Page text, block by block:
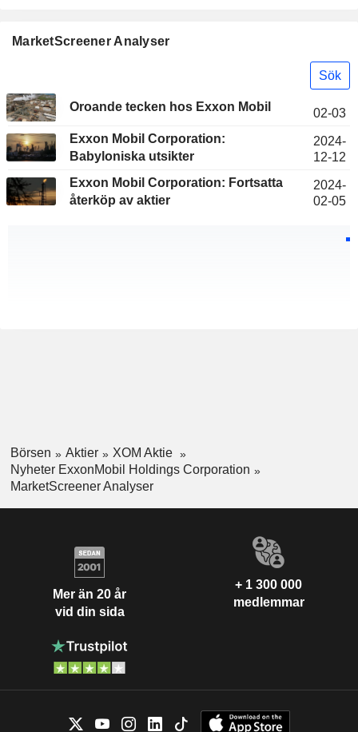
MarketScreener Analyser
Sök
Oroande tecken hos Exxon Mobil
02-03
Exxon Mobil Corporation:
Babyloniska utsikter
2024-
12-12
Exxon Mobil Corporation: Fortsatta
återköp av aktier
2024-
02-05
Börsen Aktier
XOM Aktie
Nyheter ExxonMobil Holdings Corporation
MarketScreener Analyser
Mer än 20 år
vid din sida
+ 1 300 000
medlemmar